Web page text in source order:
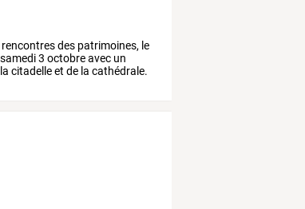
rencontresdes patrimoines, le
samedi3 octobreavec un
la citadelleet de la cathédrale.